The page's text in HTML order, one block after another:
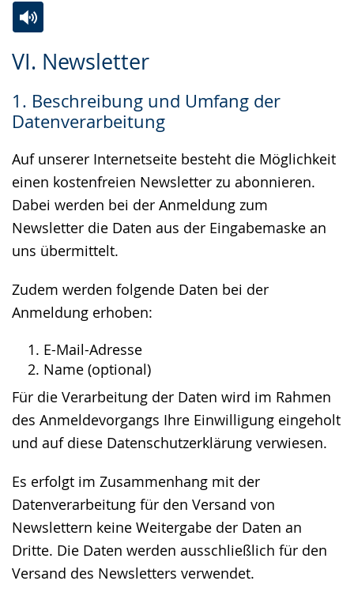
VI. Newsletter
1. Beschreibung und Umfang der
Datenverarbeitung
Auf unserer Internetseite besteht die Möglichkeit
einen kostenfreien Newsletter zu abonnieren.
Dabei werden bei der Anmeldung zum
Newsletter die Daten aus der Eingabemaske an
uns übermittelt.
Zudem werden folgende Daten bei der
Anmeldung erhoben:
E-Mail-Adresse
Name (optional)
Für die Verarbeitung der Daten wird im Rahmen
des Anmeldevorgangs Ihre Einwilligung eingeholt
und auf diese Datenschutzerklärung verwiesen.
Es erfolgt im Zusammenhang mit der
Datenverarbeitung für den Versand von
Newslettern keine Weitergabe der Daten an
Dritte. Die Daten werden ausschließlich für den
Versand des Newsletters verwendet.
Leichten
wechseln.
Audio-
Video
Deutscher
wird
angezeigt.